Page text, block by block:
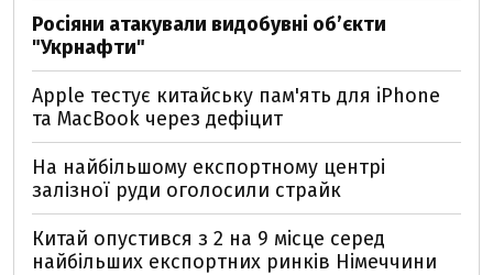
Росіяни атакували видобувні обʼєкти
"Укрнафти"
Apple тестує китайську пам'ять для iPhone
та MacBook через дефіцит
На найбільшому експортному центрі
залізної руди оголосили страйк
Китай опустився з 2 на 9 місце серед
найбільших експортних ринків Німеччини